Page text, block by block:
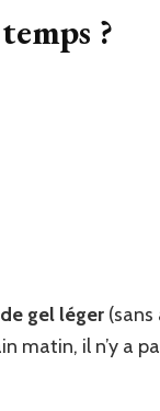
?
gel léger (sans
matin, il n’y a